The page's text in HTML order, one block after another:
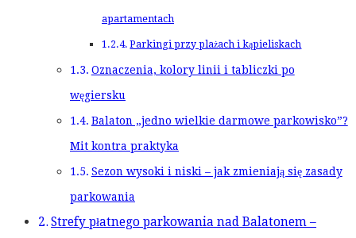
apartamentach
Parkingi przy plażach i kąpieliskach
Oznaczenia, kolory linii i tabliczki po
węgiersku
Balaton „jedno wielkie darmowe parkowisko”?
Mit kontra praktyka
Sezon wysoki i niski – jak zmieniają się zasady
parkowania
Strefy płatnego parkowania nad Balatonem –